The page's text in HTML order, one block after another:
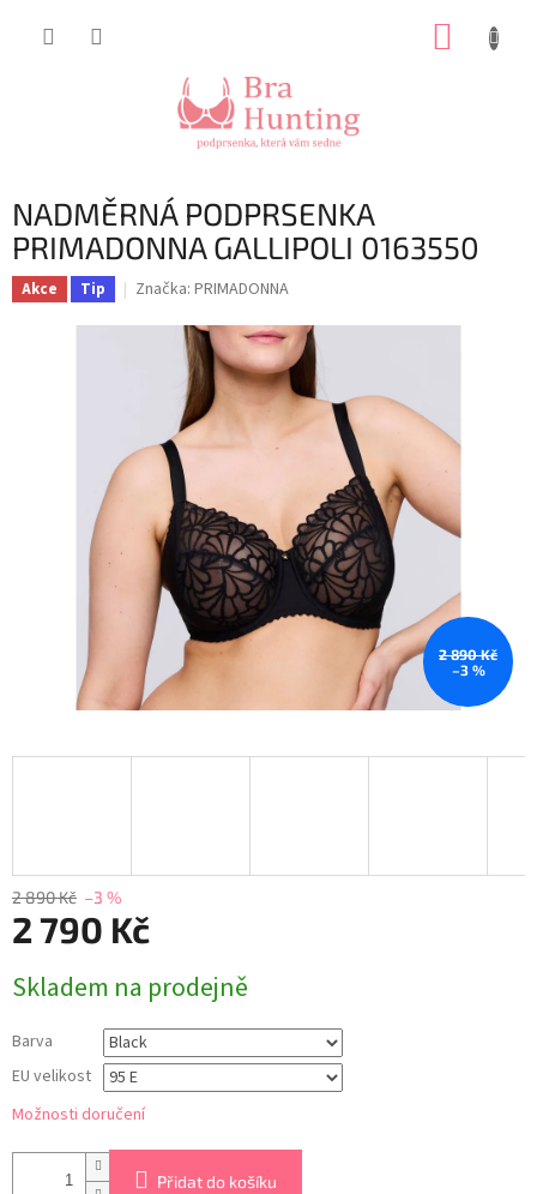
NADMĚRNÁ PODPRSENKA
PRIMADONNA GALLIPOLI 0163550
Akce Tip Značka: PRIMADONNA
2 890 Kč
–3 %
2 890 Kč –3 %
2 790 Kč
cena:
Skladem na prodejně
Barva
EU velikost
Možnosti doručení
Přidat do košíku